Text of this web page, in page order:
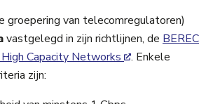
groepering van telecomregulatoren)
vastgelegd in zijn richtlijnen, de BEREC
Capacity Networks
. Enkele
zijn: